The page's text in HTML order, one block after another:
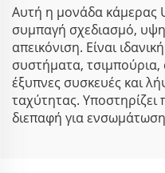
Αυτή η μονάδα κάμερας
συμπαγή σχεδιασμό,
απεικόνιση. Είναι
συστήματα,
έξυπνες συσκευές και
ταχύτητας.
διεπαφή για